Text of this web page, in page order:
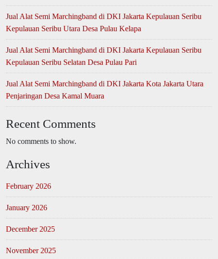
Jual Alat Semi Marchingband di DKI Jakarta Kepulauan Seribu
Kepulauan Seribu Utara Desa Pulau Kelapa
Jual Alat Semi Marchingband di DKI Jakarta Kepulauan Seribu
Kepulauan Seribu Selatan Desa Pulau Pari
Jual Alat Semi Marchingband di DKI Jakarta Kota Jakarta Utara
Penjaringan Desa Kamal Muara
Recent Comments
No comments to show.
Archives
February 2026
January 2026
December 2025
November 2025